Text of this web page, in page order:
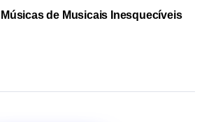
Músicas de Musicais Inesquecíveis